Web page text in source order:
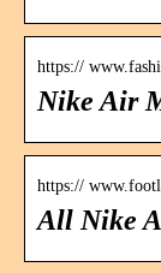
https://
Nike Air
https://
All Nike